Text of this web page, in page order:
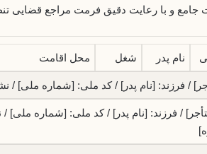
جامع و با رعایت دقیق فرمت مراجع قضایی
نام پدر شغل محل اقامت
/ فرزند: [نام پدر] / کد ملی: [شماره ملی] /
/ فرزند: [نام پدر] / کد ملی: [شماره